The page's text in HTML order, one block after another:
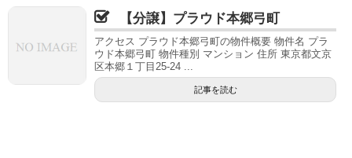
【分譲】プラウド本郷弓町
アクセス プラウド本郷弓町の物件概要 物件名 プラ
ウド本郷弓町 物件種別 マンション 住所 東京都文京
区本郷１丁目25-24 ...
記事を読む